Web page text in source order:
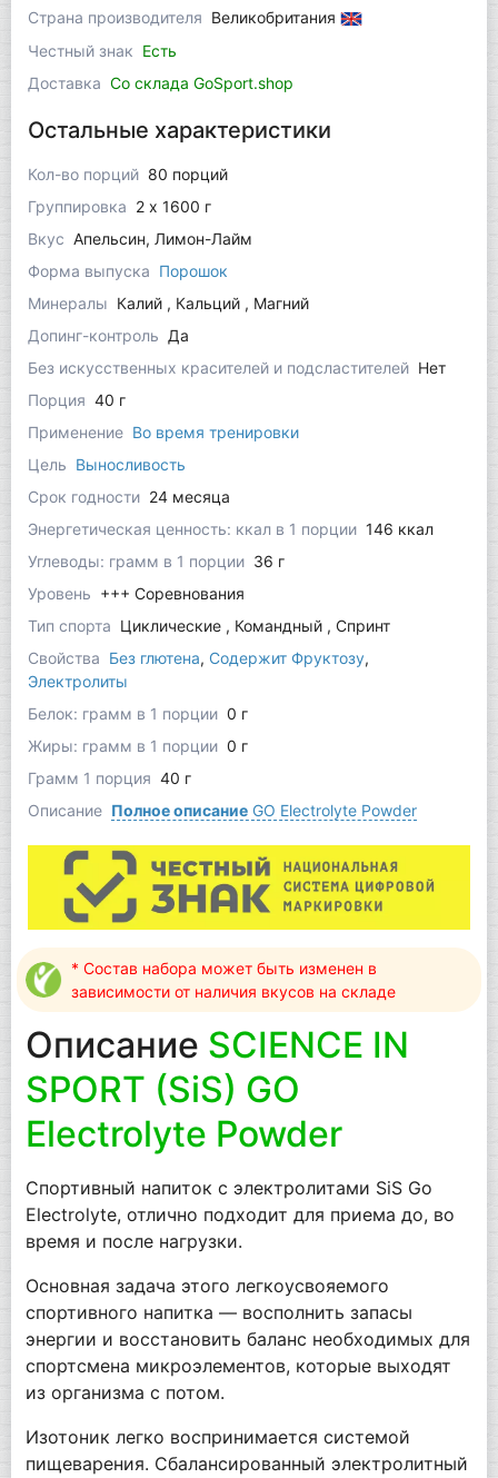
Страна производителя Великобритания
Честный знак Есть
Доставка Со склада GoSport.shop
Остальные характеристики
Кол-во порций 80 порций
Группировка 2 x 1600 г
Вкус Апельсин, Лимон-Лайм
Форма выпуска Порошок
Минералы Калий , Кальций , Магний
Допинг-контроль Да
Без искусственных красителей и подсластителей Нет
Порция 40 г
Применение Во время тренировки
Цель Выносливость
Срок годности 24 месяца
Энергетическая ценность: ккал в 1 порции 146 ккал
Углеводы: грамм в 1 порции 36 г
Уровень +++ Соревнования
Тип спорта Циклические , Командный , Спринт
Свойства Без глютена, Содержит Фруктозу,
Электролиты
Белок: грамм в 1 порции 0 г
Жиры: грамм в 1 порции 0 г
Грамм 1 порция 40 г
Описание Полное описаниеGO Electrolyte Powder
* Состав набора может быть изменен в
зависимости от наличия вкусов на складе
Описание SCIENCE IN
SPORT (SiS) GO
Electrolyte Powder
Спортивный напиток с электролитами SiS Go
Electrolyte, отлично подходит для приема до, во
время и после нагрузки.
Основная задача этого легкоусвояемого
спортивного напитка — восполнить запасы
энергии и восстановить баланс необходимых для
спортсмена микроэлементов, которые выходят
из организма с потом.
Изотоник легко воспринимается системой
пищеварения. Сбалансированный электролитный